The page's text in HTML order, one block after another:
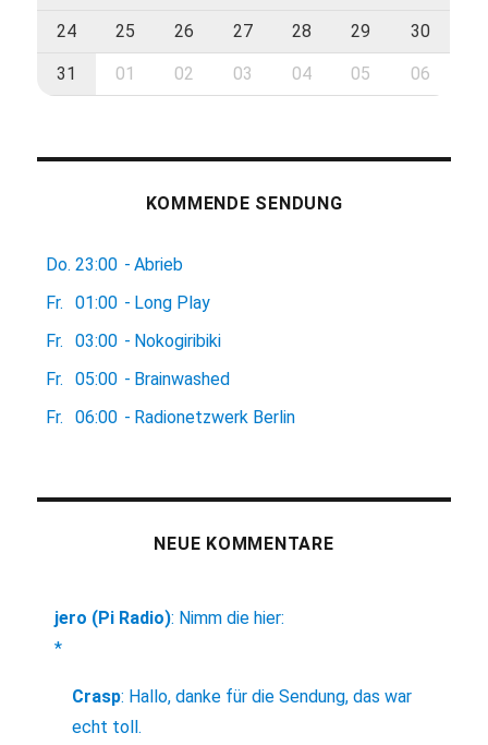
24 25 26 27 28 29 30
31 01 02 03 04 05 06
KOMMENDE SENDUNG
Do. 23:00 - Abrieb
Fr.
01:00 - Long Play
Fr.
03:00 - Nokogiribiki
Fr.
05:00 - Brainwashed
Fr.
06:00 - Radionetzwerk Berlin
NEUE KOMMENTARE
jero (Pi Radio): Nimm die hier:
*
Crasp: Hallo, danke für die Sendung, das war
echt toll.